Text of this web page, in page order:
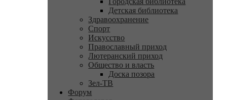
Детская библиотека
Здравоохранение
Спорт
Искусство
Православный приход
Лютеранский приход
Общество и власть
Доска позора
Зел-ТВ
Форум